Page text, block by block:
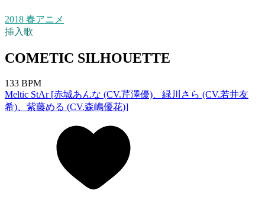
2018 春アニメ
挿入歌
COMETIC SILHOUETTE
133 BPM
Meltic StAr [赤城あんな (CV.芹澤優)、緑川さら (CV.若井友
希)、紫藤める (CV.森嶋優花)]